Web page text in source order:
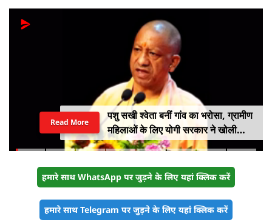
पशु सखी श्वेता बनीं गांव का भरोसा, ग्रामीण
महिलाओं के लिए योगी सरकार ने खोली
आत्मनिर्भरता की राह
Read More
हमारे साथ WhatsApp पर जुड़ने के लिए यहां क्लिक करें
हमारे साथ Telegram पर जुड़ने के लिए यहां क्लिक करें